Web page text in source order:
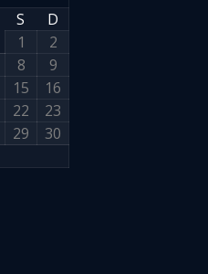
S
D
1
2
8
9
15
16
22
23
29
30